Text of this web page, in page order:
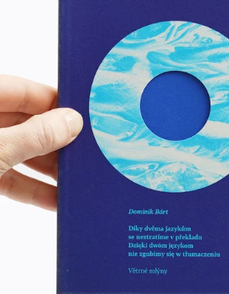
BRUTAL PRAGUE
165 Kč